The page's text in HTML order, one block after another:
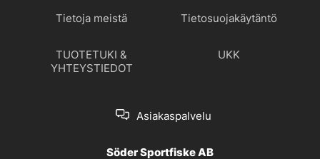
Tietoja meistä Tietosuojakäytäntö
TUOTETUKI &
YHTEYSTIEDOT
UKK
Asiakaspalvelu
Söder Sportfiske AB